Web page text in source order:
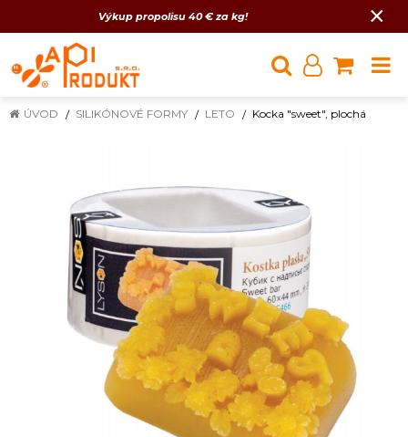
Výkup propolisu 40 € za kg! ×
ÚVOD SILIKÓNOVÉ FORMY LETO Kocka "sweet", plochá